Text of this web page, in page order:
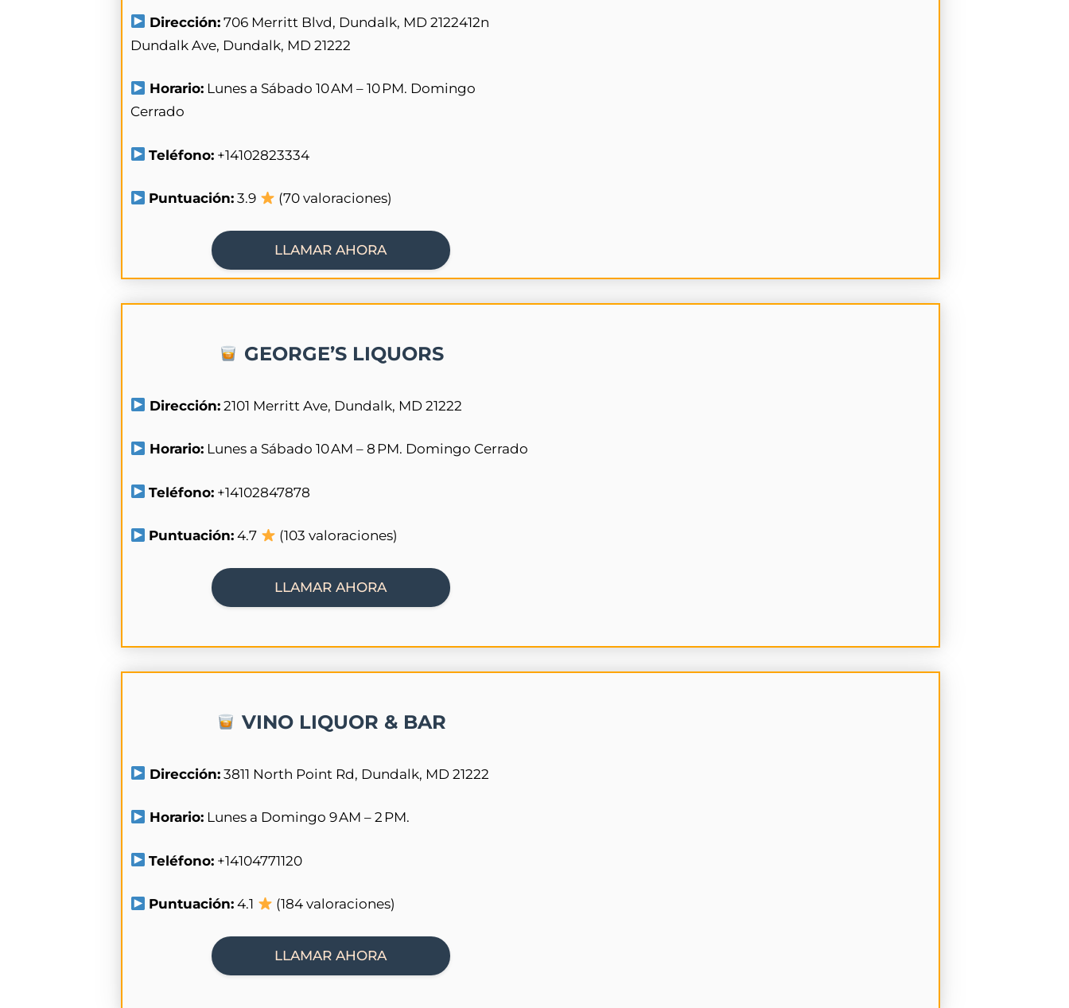
Dirección: 706 Merritt Blvd, Dundalk, MD 2122412n
Dundalk Ave, Dundalk, MD 21222
Horario: Lunes a Sábado 10 AM – 10 PM. Domingo
Cerrado
Teléfono: +14102823334
Puntuación: 3.9 (70 valoraciones)
LLAMAR AHORA
GEORGE’S LIQUORS
Dirección: 2101 Merritt Ave, Dundalk, MD 21222
Horario: Lunes a Sábado 10 AM – 8 PM. Domingo Cerrado
Teléfono: +14102847878
Puntuación: 4.7 (103 valoraciones)
LLAMAR AHORA
VINO LIQUOR & BAR
Dirección: 3811 North Point Rd, Dundalk, MD 21222
Horario: Lunes a Domingo 9 AM – 2 PM.
Teléfono: +14104771120
Puntuación: 4.1 (184 valoraciones)
LLAMAR AHORA